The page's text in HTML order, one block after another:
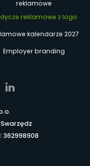
reklamowe
reklamowe z logo
kalendarze 2027
Employer branding
362998908